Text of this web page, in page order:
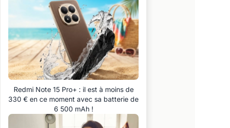
Redmi Note 15 Pro+ : il est à moins de
330 € en ce moment avec sa batterie de
6 500 mAh !